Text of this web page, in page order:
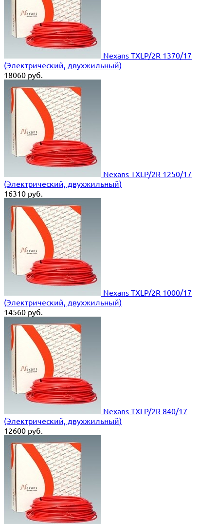
Nexans TXLP/2R 1370/17
(Электрический, двухжильный)
18060 руб.
Nexans TXLP/2R 1250/17
(Электрический, двухжильный)
16310 руб.
Nexans TXLP/2R 1000/17
(Электрический, двухжильный)
14560 руб.
Nexans TXLP/2R 840/17
(Электрический, двухжильный)
12600 руб.